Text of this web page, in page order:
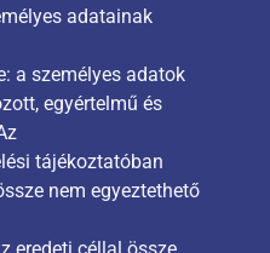
adatainak
a személyes adatok
egyértelmű és
tájékoztatóban
nem egyeztethető